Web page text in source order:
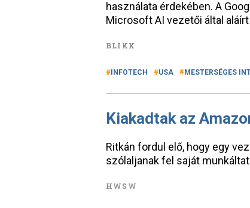
használata érdekében. A
Microsoft AI vezetői által
BLIKK
INFOTECH USA MESTERSÉGES
Kiakadtak az
Ritkán fordul elő, hogy egy
szólaljanak fel saját
HWSW